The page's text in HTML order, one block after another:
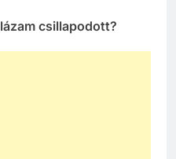
csillapodott?